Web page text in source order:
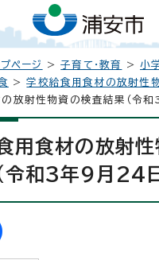
プページ >子育て・教育 >小
>学校給食用食材の放射性
放射性物資の検査結果（令
用食材の放射
令和3年9月24日